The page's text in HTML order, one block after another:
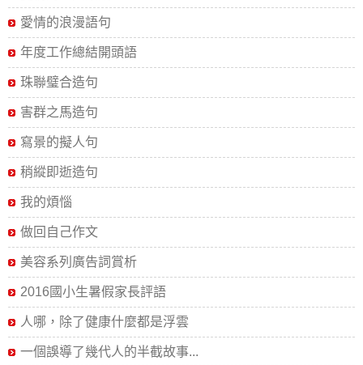
愛情的浪漫語句
年度工作總結開頭語
珠聯璧合造句
害群之馬造句
寫景的擬人句
稍縱即逝造句
我的煩惱
做回自己作文
美容系列廣告詞賞析
2016國小生暑假家長評語
人哪，除了健康什麼都是浮雲
一個誤導了幾代人的半截故事...